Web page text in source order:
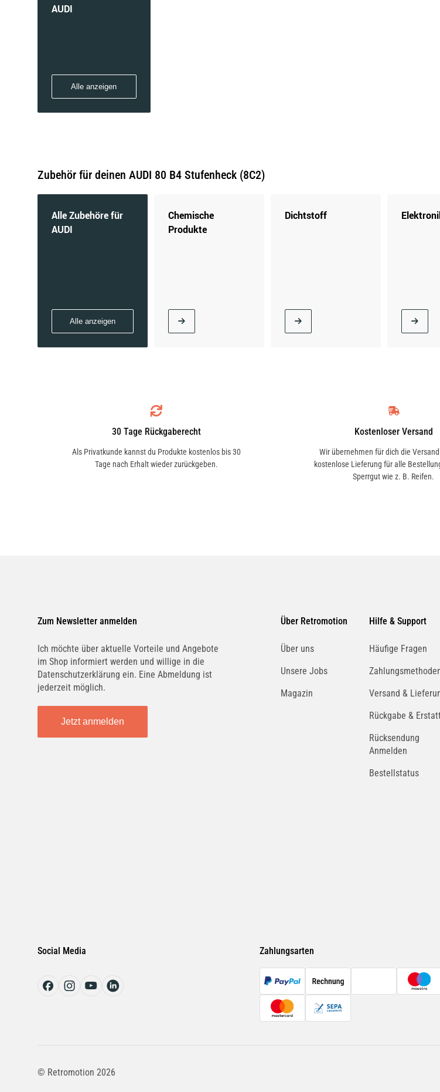
AUDI
Alle anzeigen
Zubehör für deinen AUDI 80 B4 Stufenheck (8C2)
Alle Zubehöre für
AUDI
Alle anzeigen
Chemische
Produkte
Dichtstoff
30 Tage Rückgaberecht
Als Privatkunde kannst du Produkte kostenlos bis 30
Tage nach Erhalt wieder zurückgeben.
Kostenloser Versand
Wir übernehmen für dich die
kostenlose Lieferung für alle
Sperrgut wie z. B. Reifen.
Zum Newsletter anmelden
Ich möchte über aktuelle Vorteile und Angebote
im Shop informiert werden und willige in die
Datenschutzerklärung ein. Eine Abmeldung ist
jederzeit möglich.
Jetzt anmelden
Über Retromotion
Über uns
Unsere Jobs
Magazin
Hilfe & Support
Häufige Fragen
Versand &
Rückgabe &
Rücksendung
Anmelden
Bestellstatus
Social Media Zahlungsarten
© Retromotion 2026